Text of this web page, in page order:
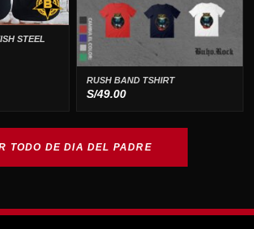
STEEL
RUSH BAND TSHIRT
S/49.00
TODO DE DIA DEL PADRE